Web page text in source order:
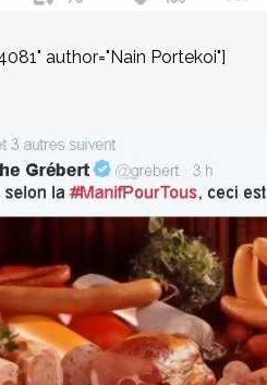
author="Nain Portekoi"]